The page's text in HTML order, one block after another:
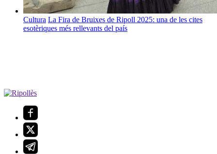
Cultura La Fira de Bruixes de Ripoll 2025: una de les cites
esotèriques més rellevants del país